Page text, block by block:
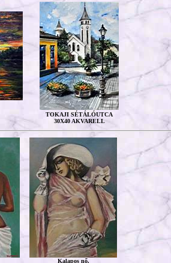
TOKAJI SÉTÁLÓUTCA
30X40 AKVARELL
Kalapos nő,